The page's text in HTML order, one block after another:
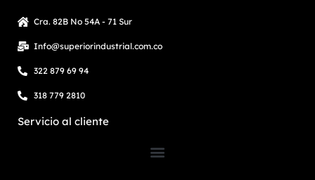
Cra. 82B No 54A - 71 Sur
Info@superiorindustrial.com.co
322 879 69 94
318 779 2810
Servicio al cliente